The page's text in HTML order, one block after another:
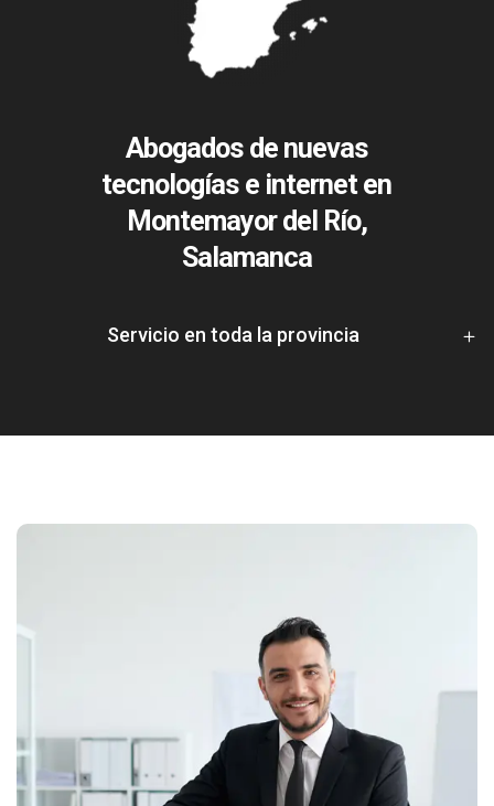
Abogados de nuevas
tecnologías e internet en
Montemayor del Río,
Salamanca
Servicio en toda la provincia